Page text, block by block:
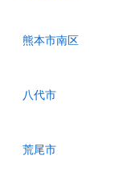
熊本市南区
八代市
荒尾市